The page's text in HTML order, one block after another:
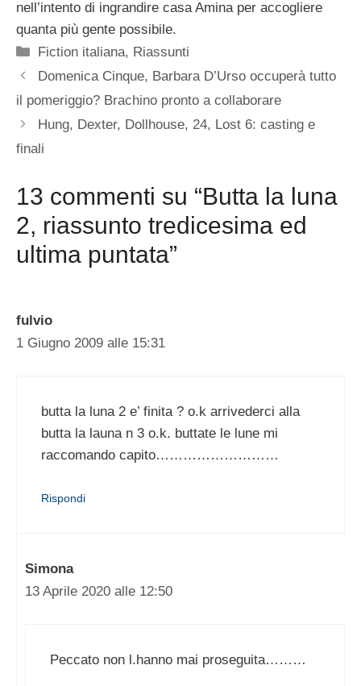
nell’intento di ingrandire casa Amina per accogliere
quanta più gente possibile.
Categorie
Fiction italiana, Riassunti
Domenica Cinque, Barbara D’Urso occuperà tutto
il pomeriggio? Brachino pronto a collaborare
Hung, Dexter, Dollhouse, 24, Lost 6: casting e
finali
13 commenti su “Butta la luna
2, riassunto tredicesima ed
ultima puntata”
fulvio
1 Giugno 2009 alle 15:31
butta la luna 2 e’ finita ? o.k arrivederci alla
butta la launa n 3 o.k. buttate le lune mi
raccomando capito………………………
Rispondi
Simona
13 Aprile 2020 alle 12:50
Peccato non l.hanno mai proseguita………